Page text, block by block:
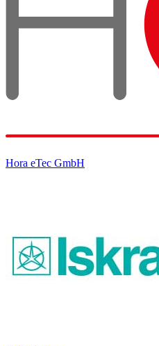
Hora eTec GmbH